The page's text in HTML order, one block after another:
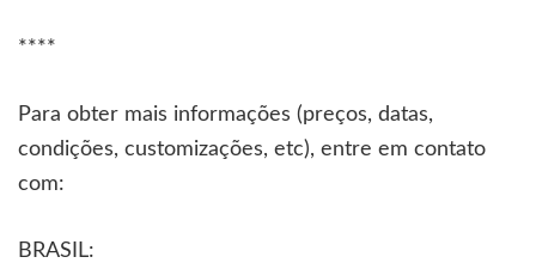
****
Para obter mais informações (preços, datas,
condições, customizações, etc), entre em contato
com:
BRASIL: